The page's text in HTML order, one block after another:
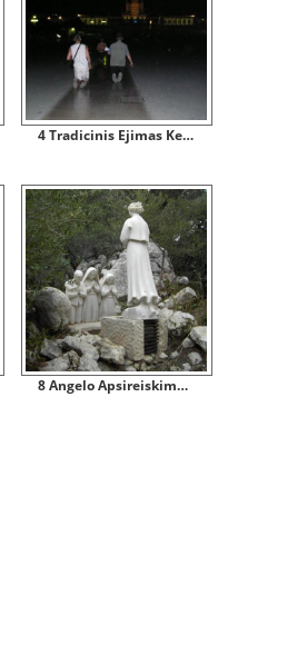
4 Tradicinis Ejimas Keliais Iki Apsireiskimo Vietos
8 Angelo Apsireiskimo Regetojams Vieta